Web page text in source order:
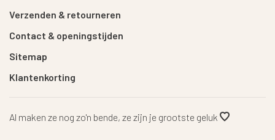
Verzenden & retourneren
Contact & openingstijden
Sitemap
Klantenkorting
Al maken ze nog zo'n bende, ze zijn je grootste geluk